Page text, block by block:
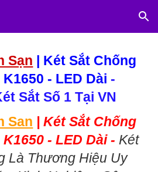
Skip to navigation
Sạn | Két Sắt Chống
- LED Dài -
Sắt Số 1 Tại VN
San |Két Sắt Chống
- LED Dài - Két
Là Thương Hiệu Uy